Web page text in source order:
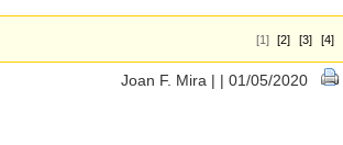
[1] [2] [3] [4]
Joan F. Mira | | 01/05/2020